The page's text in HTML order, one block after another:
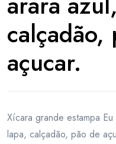
calçadão,
açucar.
Xícara grande estampa
lapa, calçadão, pão de